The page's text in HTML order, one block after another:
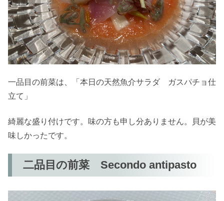
一品目の前菜は、「本日の天然魚介サラダ ガスパチョ仕
立て」
綺麗な盛り付けです。味の方も申し分ありません。貝が美
味しかったです。
二品目の前菜 Secondo antipasto